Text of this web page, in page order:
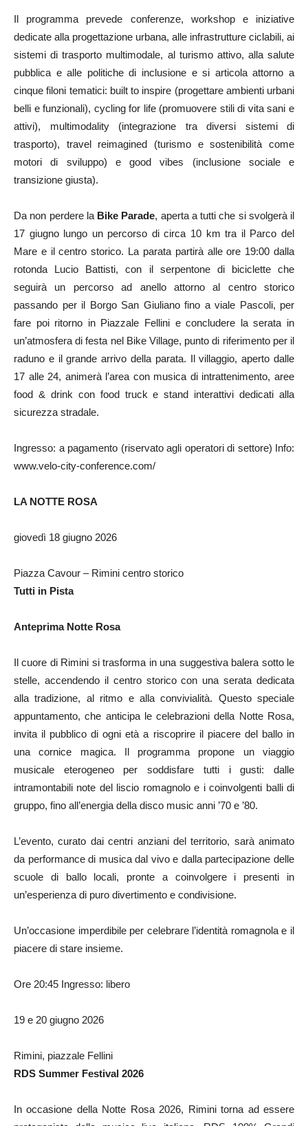
Il programma prevede conferenze, workshop e iniziative
dedicate alla progettazione urbana, alle infrastrutture ciclabili, ai
sistemi di trasporto multimodale, al turismo attivo, alla salute
pubblica e alle politiche di inclusione e si articola attorno a
cinque filoni tematici: built to inspire (progettare ambienti urbani
belli e funzionali), cycling for life (promuovere stili di vita sani e
attivi), multimodality (integrazione tra diversi sistemi di
trasporto), travel reimagined (turismo e sostenibilità come
motori di sviluppo) e good vibes (inclusione sociale e
transizione giusta).
Da non perdere la Bike Parade, aperta a tutti che si svolgerà il
17 giugno lungo un percorso di circa 10 km tra il Parco del
Mare e il centro storico. La parata partirà alle ore 19:00 dalla
rotonda Lucio Battisti, con il serpentone di biciclette che
seguirà un percorso ad anello attorno al centro storico
passando per il Borgo San Giuliano fino a viale Pascoli, per
fare poi ritorno in Piazzale Fellini e concludere la serata in
un’atmosfera di festa nel Bike Village, punto di riferimento per il
raduno e il grande arrivo della parata. Il villaggio, aperto dalle
17 alle 24, animerà l’area con musica di intrattenimento, aree
food & drink con food truck e stand interattivi dedicati alla
sicurezza stradale.
Ingresso: a pagamento (riservato agli operatori di settore) Info:
www.velo-city-conference.com/
LA NOTTE ROSA
giovedì 18 giugno 2026
Piazza Cavour – Rimini centro storico
Tutti in Pista
Anteprima Notte Rosa
Il cuore di Rimini si trasforma in una suggestiva balera sotto le
stelle, accendendo il centro storico con una serata dedicata
alla tradizione, al ritmo e alla convivialità. Questo speciale
appuntamento, che anticipa le celebrazioni della Notte Rosa,
invita il pubblico di ogni età a riscoprire il piacere del ballo in
una cornice magica. Il programma propone un viaggio
musicale eterogeneo per soddisfare tutti i gusti: dalle
intramontabili note del liscio romagnolo e i coinvolgenti balli di
gruppo, fino all’energia della disco music anni ’70 e ’80.
L’evento, curato dai centri anziani del territorio, sarà animato
da performance di musica dal vivo e dalla partecipazione delle
scuole di ballo locali, pronte a coinvolgere i presenti in
un’esperienza di puro divertimento e condivisione.
Un’occasione imperdibile per celebrare l’identità romagnola e il
piacere di stare insieme.
Ore 20:45 Ingresso: libero
19 e 20 giugno 2026
Rimini, piazzale Fellini
RDS Summer Festival 2026
In occasione della Notte Rosa 2026, Rimini torna ad essere